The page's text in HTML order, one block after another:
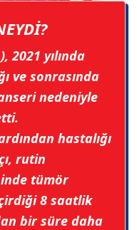
2021 yılında
ve sonrasında
nedeniyle
hastalığı
rutin
tümör
8 saatlik
bir süre daha